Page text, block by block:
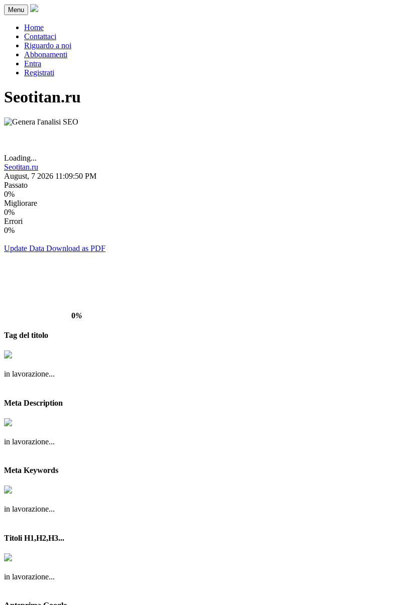
Menu
Home
Contattaci
Riguardo a noi
Abbonamenti
Entra
Registrati
Seotitan.ru
Loading...
Seotitan.ru
August, 7 2026 11:09:50 PM
Passato
0%
Migliorare
0%
Errori
0%
Update Data Download as PDF
0%
Tag del titolo
in lavorazione...
Meta Description
in lavorazione...
Meta Keywords
in lavorazione...
Titoli H1,H2,H3...
in lavorazione...